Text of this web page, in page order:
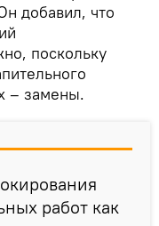
добавил, что
поскольку
– замены.
работ как